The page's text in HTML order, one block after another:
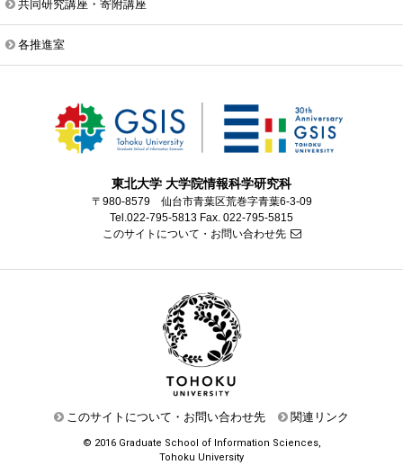
共同研究講座・寄附講座
各推進室
東北大学 大学院情報科学研究科
〒980-8579 仙台市青葉区荒巻字青葉6-3-09
Tel.022-795-5813 Fax. 022-795-5815
このサイトについて・お問い合わせ先
このサイトについて・お問い合わせ先 関連リンク
© 2016 Graduate School of Information Sciences,
Tohoku University